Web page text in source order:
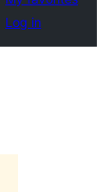
Log in